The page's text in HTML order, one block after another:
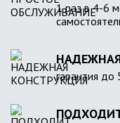
1 раз в 4-6
гарантия до